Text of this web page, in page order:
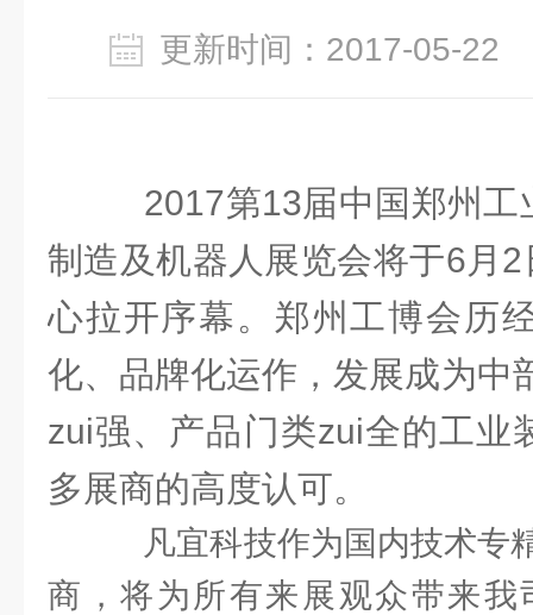
更新时间：2017-05-
2017第13届中国郑州工
制造及机器人展览会将于6月
心拉开序幕。郑州工博会历
化、品牌化运作，发展成为中
zui强、产品门类zui全的工业
多展商的高度认可。
凡宜科技作为国内技术专
商，将为所有来展观众带来我